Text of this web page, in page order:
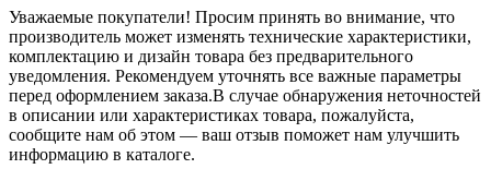
Уважаемые покупатели! Просим принять во внимание, что
производитель может изменять технические характеристики,
комплектацию и дизайн товара без предварительного
уведомления. Рекомендуем уточнять все важные параметры
перед оформлением заказа.В случае обнаружения неточностей
в описании или характеристиках товара, пожалуйста,
сообщите нам об этом — ваш отзыв поможет нам улучшить
информацию в каталоге.